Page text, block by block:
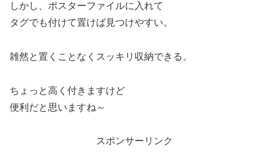
しかし、ポスターファイルに入れて
タグでも付けて置けば見つけやすい。
雑然と置くことなくスッキリ収納できる。
ちょっと高く付きますけど
便利だと思いますね～
スポンサーリンク